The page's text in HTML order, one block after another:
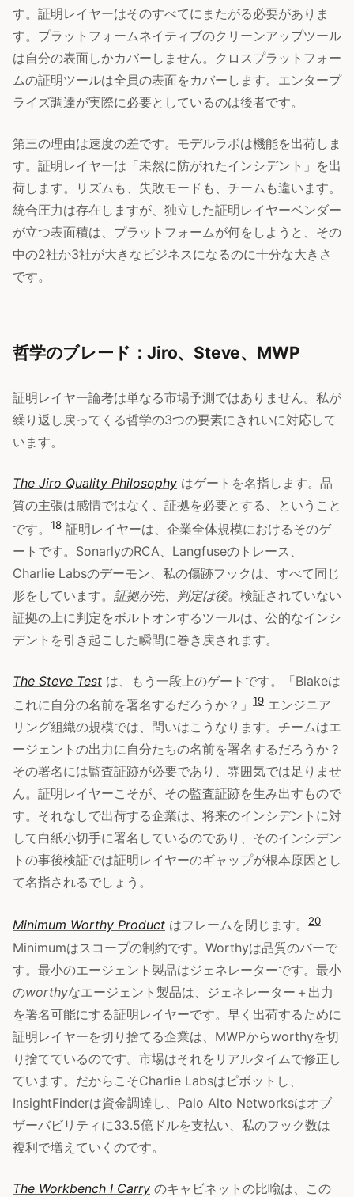
す。証明レイヤーはそのすべてにまたがる必要がありま
す。プラットフォームネイティブのクリーンアップツール
は自分の表面しかカバーしません。クロスプラットフォー
ムの証明ツールは全員の表面をカバーします。エンタープ
ライズ調達が実際に必要としているのは後者です。
第三の理由は速度の差です。モデルラボは機能を出荷しま
す。証明レイヤーは「未然に防がれたインシデント」を出
荷します。リズムも、失敗モードも、チームも違います。
統合圧力は存在しますが、独立した証明レイヤーベンダー
が立つ表面積は、プラットフォームが何をしようと、その
中の2社か3社が大きなビジネスになるのに十分な大きさ
です。
哲学のブレード：Jiro、Steve、MWP
証明レイヤー論考は単なる市場予測ではありません。私が
繰り返し戻ってくる哲学の3つの要素にきれいに対応して
います。
The Jiro Quality Philosophy はゲートを名指します。品
質の主張は感情ではなく、証拠を必要とする、ということ
です。
18 証明レイヤーは、企業全体規模におけるそのゲ
ートです。SonarlyのRCA、Langfuseのトレース、
Charlie Labsのデーモン、私の傷跡フックは、すべて同じ
形をしています。 証拠が先、判定は後。検証されていない
証拠の上に判定をボルトオンするツールは、公的なインシ
デントを引き起こした瞬間に巻き戻されます。
The Steve Test は、もう一段上のゲートです。「Blakeは
これに自分の名前を署名するだろうか？」 19 エンジニア
リング組織の規模では、問いはこうなります。チームはエ
ージェントの出力に自分たちの名前を署名するだろうか？
その署名には監査証跡が必要であり、雰囲気では足りませ
ん。証明レイヤーこそが、その監査証跡を生み出すもので
す。それなしで出荷する企業は、将来のインシデントに対
して白紙小切手に署名しているのであり、そのインシデン
トの事後検証では証明レイヤーのギャップが根本原因とし
て名指されるでしょう。
Minimum Worthy Product はフレームを閉じます。 20
Minimumはスコープの制約です。Worthyは品質のバーで
す。最小のエージェント製品はジェネレーターです。最小
のworthyなエージェント製品は、ジェネレーター＋出力
を署名可能にする証明レイヤーです。早く出荷するために
証明レイヤーを切り捨てる企業は、MWPからworthyを切
り捨てているのです。市場はそれをリアルタイムで修正し
ています。だからこそCharlie Labsはピボットし、
InsightFinderは資金調達し、Palo Alto Networksはオブ
ザーバビリティに33.5億ドルを支払い、私のフック数は
複利で増えていくのです。
The Workbench I Carry のキャビネットの比喩は、この